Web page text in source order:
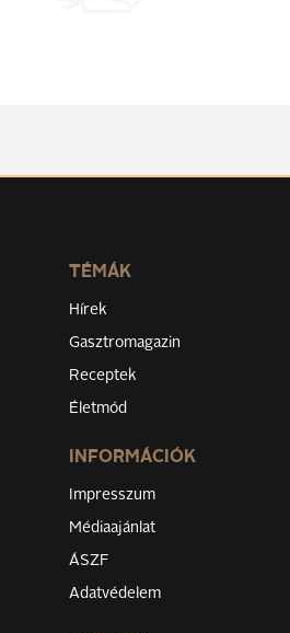
TÉMÁK
Hírek
Gasztromagazin
Receptek
Életmód
INFORMÁCIÓK
Impresszum
Médiaajánlat
ÁSZF
Adatvédelem